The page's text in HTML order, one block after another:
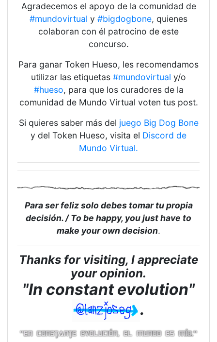
Agradecemos el apoyo de la comunidad de
#mundovirtual y #bigdogbone, quienes
colaboran con él patrocino de este
concurso.
Para ganar Token Hueso, les recomendamos
utilizar las etiquetas #mundovirtual y/o
#hueso, para que los curadores de la
comunidad de Mundo Virtual voten tus post.
Si quieres saber más del juego Big Dog Bone
y del Token Hueso, visita el Discord de
Mundo Virtual.
Para ser feliz solo debes tomar tu propia
decisión. / To be happy, you just have to
make your own decision.
Thanks for visiting, I appreciate
your opinion.
"In constant evolution"
.